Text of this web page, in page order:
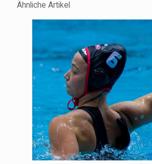
Ähnliche Artikel